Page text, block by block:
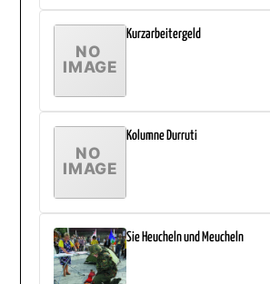
Kurzarbeitergeld
Kolumne Durruti
Sie Heucheln und Meucheln